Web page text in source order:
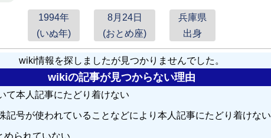
1994年
(いぬ年)
8月24日
(おとめ座)
兵庫県
出身
wiki情報を探しましたが見つかりませんでした。
wikiの記事が見つからない理由
て本人記事にたどり着けない
記号が使われていることなどにより本人記事にたどり着けない
められていない